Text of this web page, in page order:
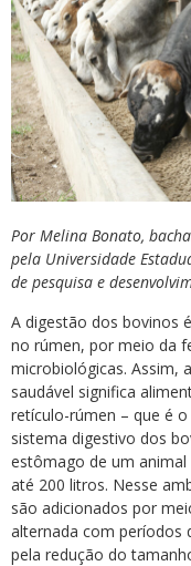
Por Melina Bonato,
pela Universidade
de pesquisa e
A digestão dos bovinos
no rúmen, por meio da
microbiológicas. Assim,
saudável significa
retículo-rúmen – que é
sistema digestivo dos
estômago de um animal
até 200 litros. Nesse
são adicionados por
alternada com períodos
pela redução do